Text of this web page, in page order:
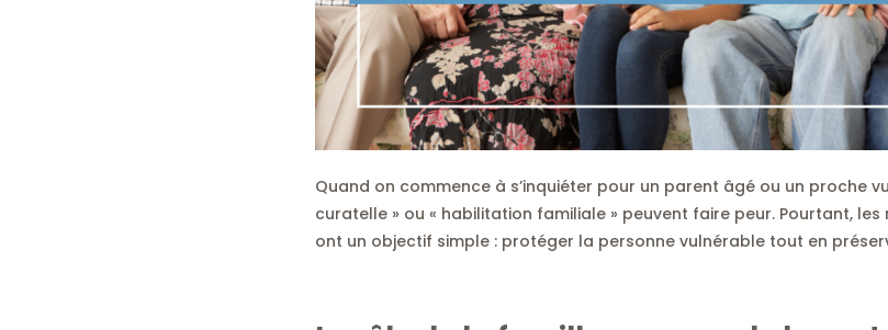
Quand on commence à s’inquiéter pour un parent âgé ou un proche
curatelle » ou « habilitation familiale » peuvent faire peur. Pourtant,
ont un objectif simple : protéger la personne vulnérable tout en